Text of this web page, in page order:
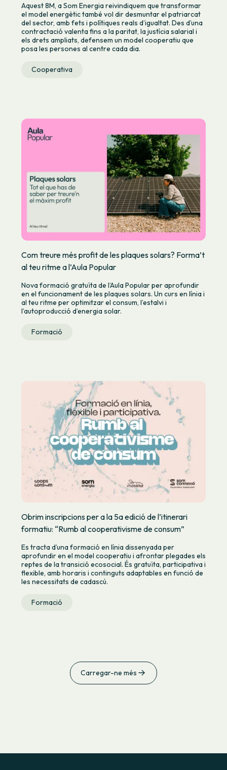
Aquest 8M, a Som Energia reivindiquem que transformar
el model energètic també vol dir desmuntar el patriarcat
del sector, amb fets i polítiques reals d’igualtat. Des d’una
contractació valenta fins a la paritat, la justícia salarial i
els drets ampliats, defensem un model cooperatiu que
posa les persones al centre cada dia.
Cooperativa
Com treure més profit de les plaques solars? Forma’t
al teu ritme a l’Aula Popular
Nova formació gratuïta de l’Aula Popular per aprofundir
en el funcionament de les plaques solars. Un curs en línia i
al teu ritme per optimitzar el consum, l’estalvi i
l’autoproducció d’energia solar.
Formació
Obrim inscripcions per a la 5a edició de l’itinerari
formatiu: “Rumb al cooperativisme de consum”
Es tracta d’una formació en línia dissenyada per
aprofundir en el model cooperatiu i afrontar plegades els
reptes de la transició ecosocial. És gratuïta, participativa i
flexible, amb horaris i continguts adaptables en funció de
les necessitats de cadascú.
Formació
Carregar-ne més